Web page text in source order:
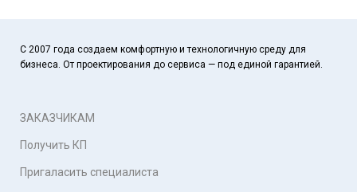
С 2007 года создаем комфортную и технологичную среду для
бизнеса. От проектирования до сервиса — под единой гарантией.
ЗАКАЗЧИКАМ
Получить КП
Пригаласить специалиста